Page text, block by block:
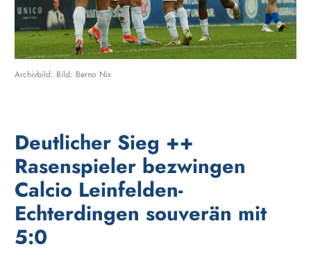
Archivbild: Bild: Berno Nix
Deutlicher Sieg ++
Rasenspieler bezwingen
Calcio Leinfelden-
Echterdingen souverän mit
5:0